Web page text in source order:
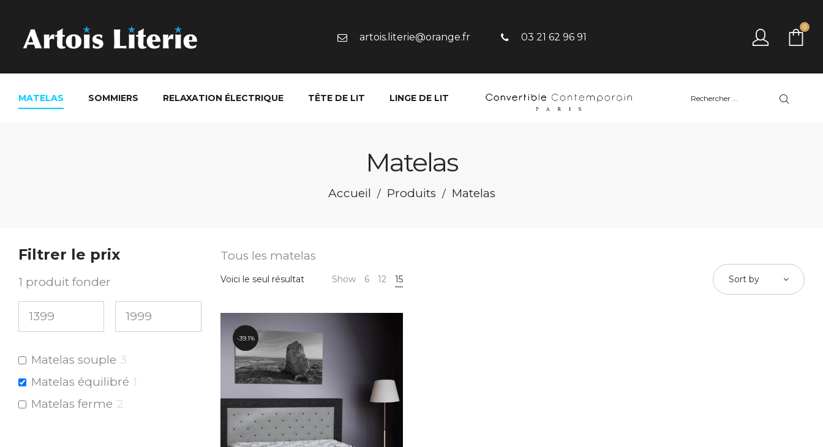
artois.literie@orange.fr 03 21 62 96 91
0
MATELAS SOMMIERS RELAXATION ÉLECTRIQUE TÊTE DE LIT LINGE DE LIT
Matelas
Accueil / Produits / Matelas
Tous les matelas
Voici le seul résultat Show 6 12 15 Sort by
39.1%
Filtrer le prix
1 produit fonder
Matelas souple 3
Matelas équilibré 1
Matelas ferme 2